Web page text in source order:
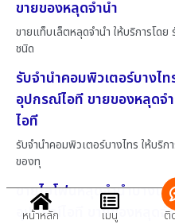
ขายของหลุดจำนำ
ขายแท็บเล็ตหลุดจำนำ ให้บริการโด
ชนิด
รับจำนำคอมพิวเตอร์บางไ
อุปกรณ์ไอที ขายของหลุดจ
ไอที
รับจำนำคอมพิวเตอร์บางไทร ให้บริก
ของทุ
ขายไอโฟนหลุดจำนำบางเ
อุปกรณ์ไอที ขายของหลุด
หน้าหลัก เมนู ติ